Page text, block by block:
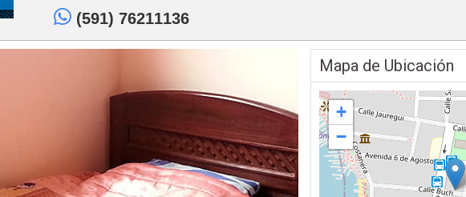
(591) 76211136
Mapa de Ubicación
+
−